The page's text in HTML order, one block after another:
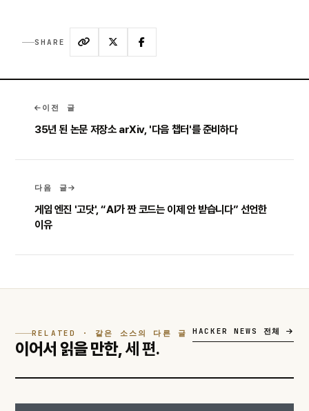
SHARE
이전 글
35년 된 논문 저장소 arXiv, '다음 챕터'를 준비하다
다음 글
게임 엔진 '고닷', “AI가 짠 코드는 이제 안 받습니다” 선언한
이유
RELATED · 같은 소스의 다른 글
이어서 읽을 만한,세 편.
HACKER NEWS 전체